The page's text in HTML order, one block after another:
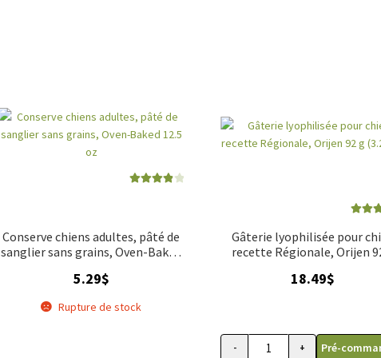
Conserve chiens adultes, pâté de
sanglier sans grains, Oven-Baked
5.29$
Rupture de stock
Gâterie lyophilisée pour
recette Régionale, Orijen
sur
18.49$
- + Pré-